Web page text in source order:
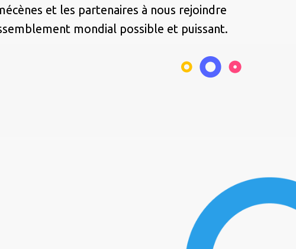
et les partenaires à nous rejoindre
mondial possible et puissant.